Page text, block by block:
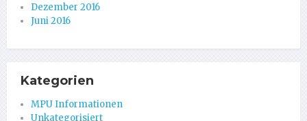
Dezember 2016
Juni 2016
Kategorien
MPU Informationen
Unkategorisiert